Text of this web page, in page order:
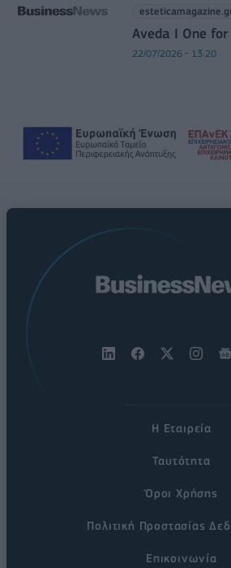
Aveda I One
22/07/2026 - 13:20
Η Εταιρεία
Ταυτότητα
Όροι Χρήσης
Πολιτική Προστασίας
Επικοινωνία